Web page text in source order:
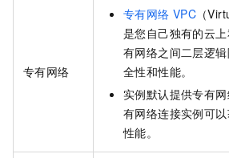
专有网络
专有网络 VPC （
是您自己独有的云
有网络之间二层逻
全性和性能。
实例默认提供专有
有网络连接实例可
性能。